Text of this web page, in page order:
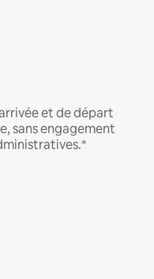
et de départ
sans engagement